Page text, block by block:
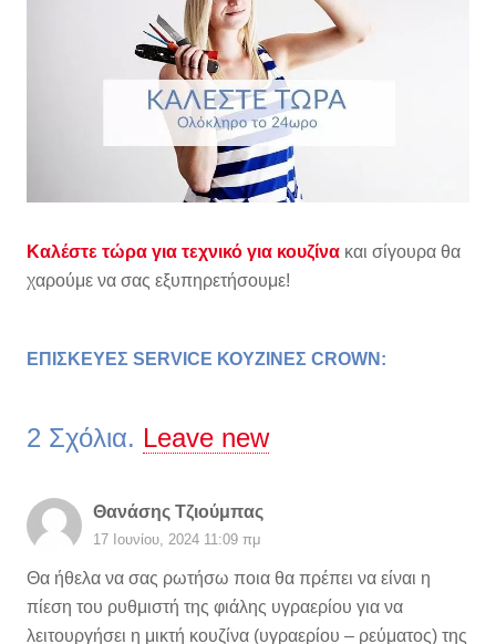
Καλέστε τώρα για τεχνικό για κουζίνα και σίγουρα θα
χαρούμε να σας εξυπηρετήσουμε!
ΕΠΙΣΚΕΥΕΣ SERVICE ΚΟΥΖΙΝΕΣ CROWN :
2 Σχόλια. Leave new
Θανάσης Τζιούμπας
17 Ιουνίου, 2024 11:09 πμ
Θα ήθελα να σας ρωτήσω ποια θα πρέπει να είναι η
πίεση του ρυθμιστή της φιάλης υγραερίου για να
λειτουργήσει η μικτή κουζίνα (υγραερίου – ρεύματος) της